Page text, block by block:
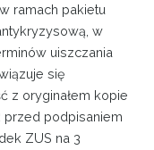
ramach pakietu
w
uiszczania
się
z oryginałem kopie
przed podpisaniem
ZUS na 3